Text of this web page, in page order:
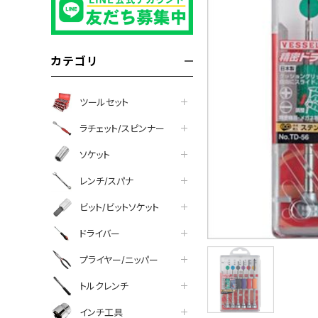
カテゴリ
ツールセット
ラチェット/スピンナー
ソケット
レンチ/スパナ
ビット/ビットソケット
ドライバー
プライヤー/ニッパー
トルクレンチ
インチ工具